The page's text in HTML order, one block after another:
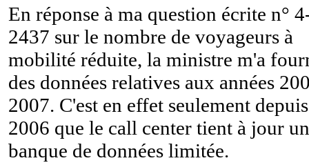
En réponse à ma question écrite n°
2437 sur le nombre de voyageurs à
mobilité réduite, la ministre m'a
des données relatives aux années
2007. C'est en effet seulement depuis
2006 que le call center tient à jour
banque de données limitée.